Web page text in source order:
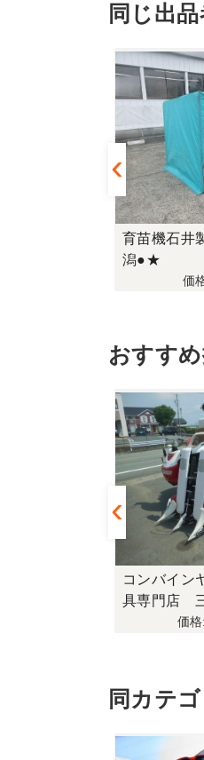
同じ出
育苗機石井
潟●★
おすす
コンバイン
具専門店
同カテ